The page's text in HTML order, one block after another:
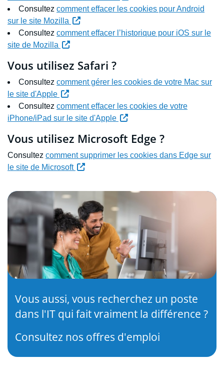
Consultez comment effacer les cookies pour Android
sur le site Mozilla (Nouvelle fenêtre)
Consultez comment effacer l’historique pour iOS sur le
site de Mozilla (Nouvelle fenêtre)
Vous utilisez Safari ?
Consultez comment gérer les cookies de votre Mac sur
le site d'Apple (Nouvelle fenêtre)
Consultez comment effacer les cookies de votre
iPhone/iPad sur le site d'Apple (Nouvelle fenêtre)
Vous utilisez Microsoft Edge ?
Consultez comment supprimer les cookies dans Edge sur
le site de Microsoft (Nouvelle fenêtre)
Vous aussi, vous recherchez un poste
dans l'IT qui fait vraiment la différence ?
Consultez nos offres d'emploi